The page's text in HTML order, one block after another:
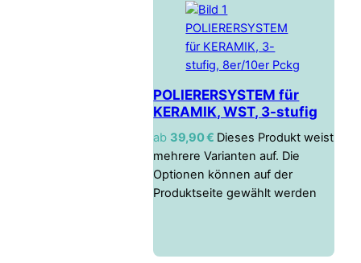
POLIERERSYSTEM für
KERAMIK, WST, 3-stufig
ab 39,90€ Dieses Produkt weist
mehrere Varianten auf. Die
Optionen können auf der
Produktseite gewählt werden